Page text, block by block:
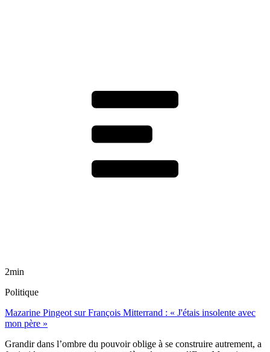
2min
Politique
Mazarine Pingeot sur François Mitterrand : « J'étais insolente avec
mon père »
Grandir dans l’ombre du pouvoir oblige à se construire autrement, a